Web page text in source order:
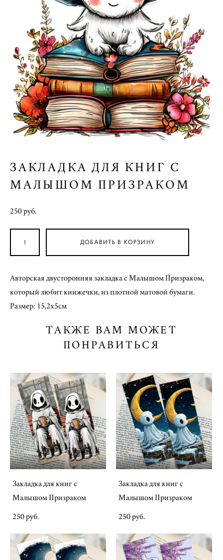
ЗАКЛАДКА ДЛЯ КНИГ С
МАЛЫШОМ ПРИЗРАКОМ
250 pуб.
ДОБАВИТЬ В КОРЗИНУ
Авторская двусторонняя закладка с Малышом Призраком,
который любит книжечки, из плотной матовой бумаги.
Размер: 15,2х5см
ТАКЖЕ ВАМ МОЖЕТ
ПОНРАВИТЬСЯ
Закладка для книг с
Малышом Призраком
250 pуб.
Закладка для книг с
Малышом Призраком
250 pуб.